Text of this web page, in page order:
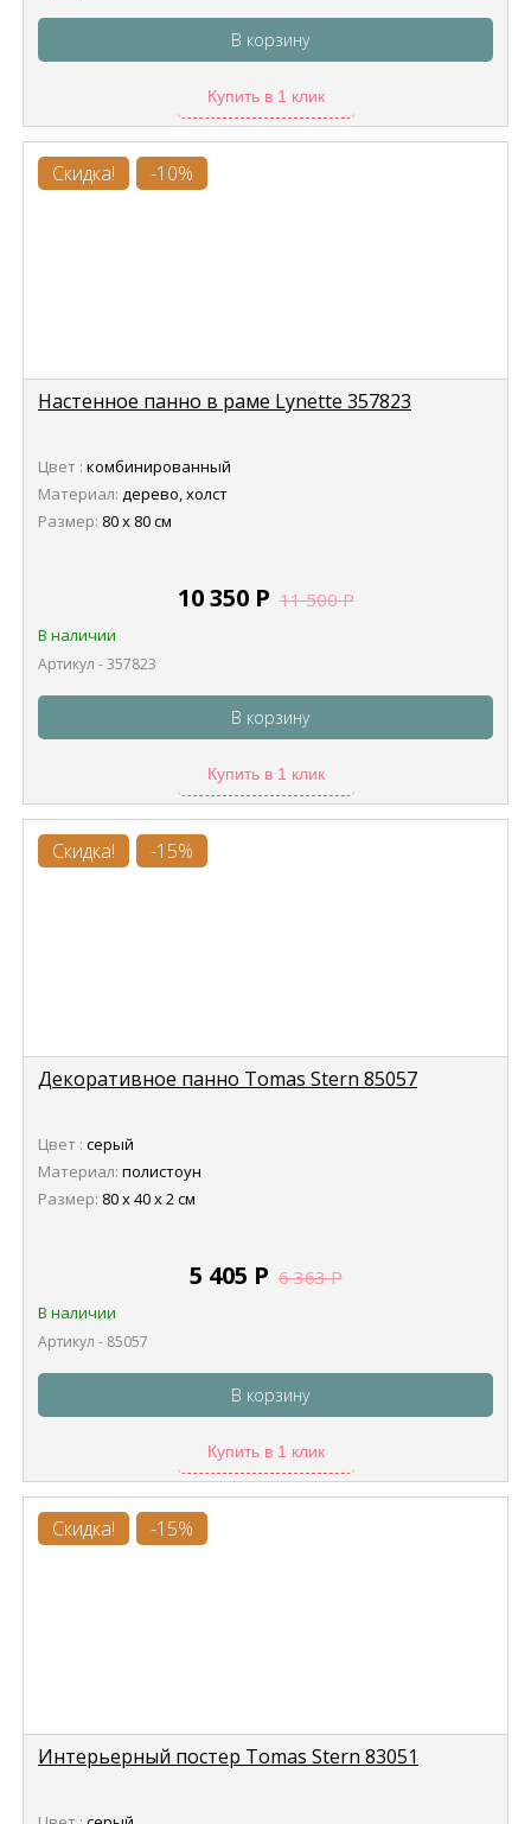
В корзину
Купить в 1 клик
Скидка! -10%
Настенное панно в раме Lynette 357823
Цвет : комбинированный
Материал: дерево, холст
Размер: 80 х 80 см
10 350 Р 11 500Р
В наличии
Артикул - 357823
В корзину
Купить в 1 клик
Скидка! -15%
Декоративное панно Tomas Stern 85057
Цвет : серый
Материал: полистоун
Размер: 80 х 40 х 2 см
5 405 Р 6 363Р
В наличии
Артикул - 85057
В корзину
Купить в 1 клик
Скидка! -15%
Интерьерный постер Tomas Stern 83051